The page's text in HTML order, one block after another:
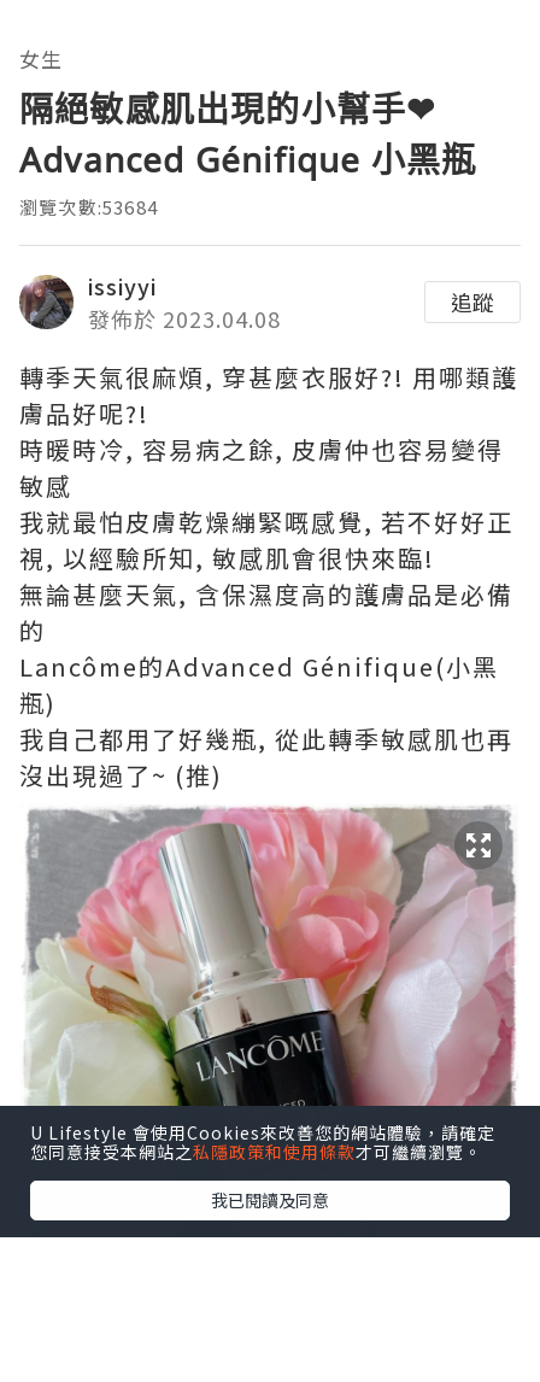
女生
隔絕敏感肌出現的小幫手❤
Advanced Génifique 小黑瓶
瀏覽次數:53684
issiyyi
發佈於 2023.04.08
追蹤
轉季天氣很麻煩, 穿甚麼衣服好?! 用哪類護
膚品好呢?!
時暖時冷, 容易病之餘, 皮膚仲也容易變得
敏感
我就最怕皮膚乾燥繃緊嘅感覺, 若不好好正
視, 以經驗所知, 敏感肌會很快來臨!
無論甚麼天氣, 含保濕度高的護膚品是必備
的
Lancôme的Advanced Génifique(小黑
瓶)
我自己都用了好幾瓶, 從此轉季敏感肌也再
沒出現過了~ (推)
U Lifestyle 會使用Cookies來改善您的網站體驗，請確定
您同意接受本網站之私隱政策和使用條款才可繼續瀏覽。
我已閱讀及同意